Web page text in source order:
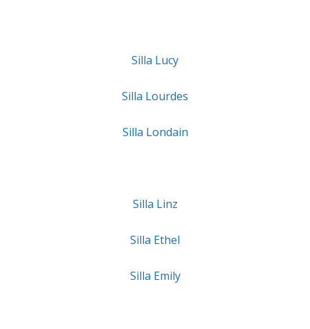
Silla Lucy
Silla Lourdes
Silla Londain
Silla Linz
Silla Ethel
Silla Emily